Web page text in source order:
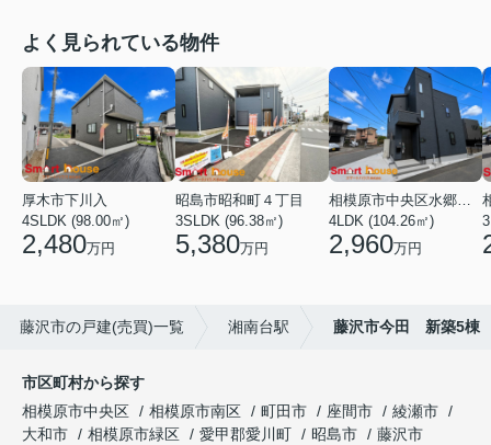
よく見られている物件
厚木市下川入
4SLDK (98.00㎡)
2,480万円
昭島市昭和町４丁目
3SLDK (96.38㎡)
5,380万円
相模原市中央区水郷田名２丁目
4LDK (104.26㎡)
2,960万円
藤沢市の戸建(売買)一覧 湘南台駅 藤沢市今田 新築5棟
市区町村から探す
相模原市中央区
相模原市南区 町田市 座間市
綾瀬市
大和市
相模原市緑区 愛甲郡愛川町 昭島市
藤沢市